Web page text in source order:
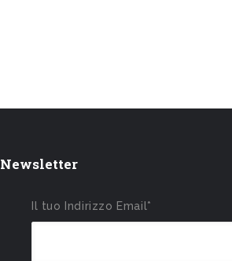
Newsletter
Il tuo Indirizzo Email*